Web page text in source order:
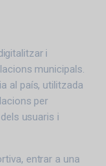
i
municipals.
al país, utilitzada
per
usuaris i
entrar a una